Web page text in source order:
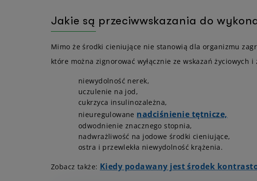
Jakie są przeciwwskazania do
Mimo że środki cieniujące nie stanowią dla organizmu
które można zignorować wyłącznie ze wskazań
niewydolność nerek,
uczulenie na jod,
cukrzyca insulinozależna,
nieuregulowane nadciśnienie tętnicze,
odwodnienie znacznego stopnia,
nadwrażliwość na jodowe środki cieniujące,
ostra i przewlekła niewydolność krążenia.
Zobacz także: Kiedy podawany jest środek